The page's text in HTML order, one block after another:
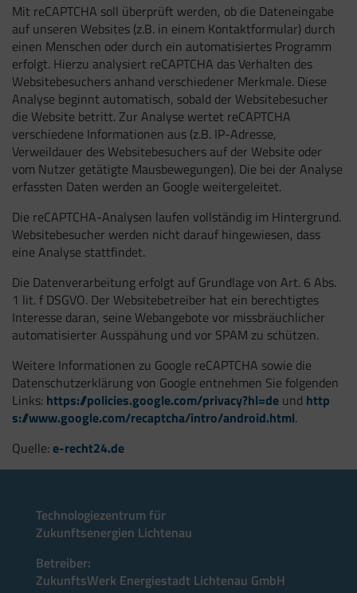
Mit reCAPTCHA soll überprüft werden, ob die Dateneingabe
auf unseren Websites (z.B. in einem Kontaktformular) durch
einen Menschen oder durch ein automatisiertes Programm
erfolgt. Hierzu analysiert reCAPTCHA das Verhalten des
Websitebesuchers anhand verschiedener Merkmale. Diese
Analyse beginnt automatisch, sobald der Websitebesucher
die Website betritt. Zur Analyse wertet reCAPTCHA
verschiedene Informationen aus (z.B. IP-Adresse,
Verweildauer des Websitebesuchers auf der Website oder
vom Nutzer getätigte Mausbewegungen). Die bei der Analyse
erfassten Daten werden an Google weitergeleitet.
Die reCAPTCHA-Analysen laufen vollständig im Hintergrund.
Websitebesucher werden nicht darauf hingewiesen, dass
eine Analyse stattfindet.
Die Datenverarbeitung erfolgt auf Grundlage von Art. 6 Abs.
1 lit. f DSGVO. Der Websitebetreiber hat ein berechtigtes
Interesse daran, seine Webangebote vor missbräuchlicher
automatisierter Ausspähung und vor SPAM zu schützen.
Weitere Informationen zu Google reCAPTCHA sowie die
Datenschutzerklärung von Google entnehmen Sie folgenden
Links: https://policies.google.com/privacy?hl=de und http
s://www.google.com/recaptcha/intro/android.html.
Quelle:e-recht24.de
Technologiezentrum für
Zukunftsenergien Lichtenau
Betreiber:
ZukunftsWerk Energiestadt Lichtenau GmbH